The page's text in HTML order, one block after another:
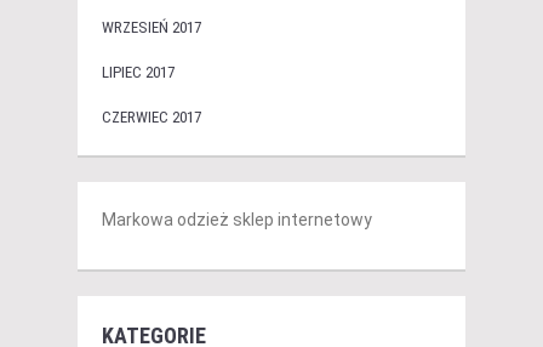
WRZESIEŃ 2017
LIPIEC 2017
CZERWIEC 2017
Markowa odzież sklep internetowy
KATEGORIE